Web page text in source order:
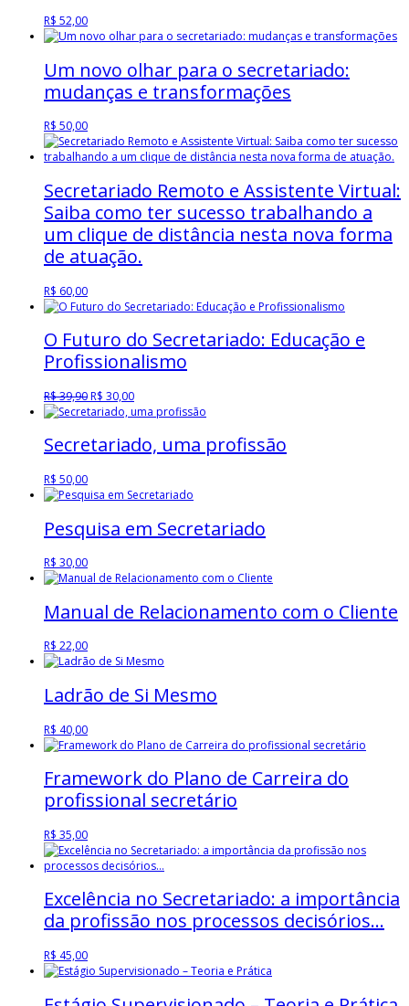
R$ 52,00
Um novo olhar para o secretariado:
mudanças e transformações
R$ 50,00
Secretariado Remoto e Assistente Virtual:
Saiba como ter sucesso trabalhando a
um clique de distância nesta nova forma
de atuação.
R$ 60,00
O Futuro do Secretariado: Educação e
Profissionalismo
R$39,90O
preço
era:
R$ 39,90.
R$ 30,00O
preço
é:
R$ 30,00.
Secretariado, uma profissão
R$ 50,00
Pesquisa em Secretariado
R$ 30,00
Manual de Relacionamento com o Cliente
R$ 22,00
Ladrão de Si Mesmo
R$ 40,00
Framework do Plano de Carreira do
profissional secretário
R$ 35,00
Excelência no Secretariado: a importância
da profissão nos processos decisórios…
R$ 45,00